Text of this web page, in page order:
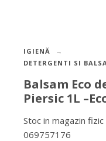
IGIENĂ
DETERGENTI SI
Balsam Eco
Piersic 1L
Stoc in magazin
069757176